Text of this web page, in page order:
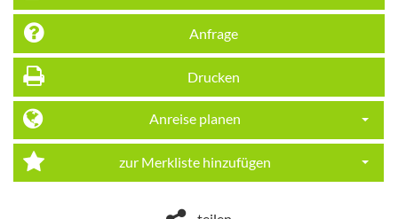
Anfrage
Drucken
Anreise planen
zur Merkliste hinzufügen